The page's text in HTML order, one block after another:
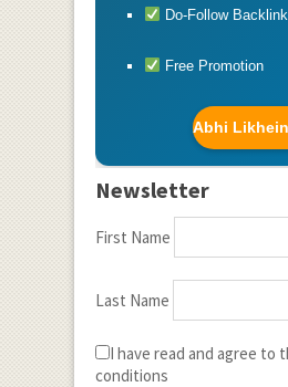
Do-Follow Backlink
Free Promotion
Abhi
Newsletter
First Name
Last Name
I have read and agree to
conditions